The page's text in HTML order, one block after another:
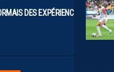
DES EXPÉRIENCES